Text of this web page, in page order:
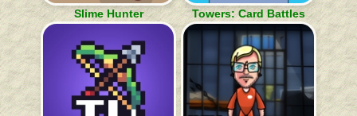
Slime Hunter Towers: Card Battles